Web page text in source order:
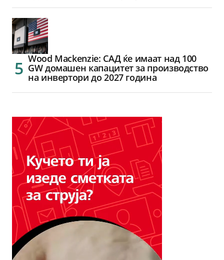
Wood Mackenzie: САД ќе имаат над 100
GW домашен капацитет за производство
на инвертори до 2027 година